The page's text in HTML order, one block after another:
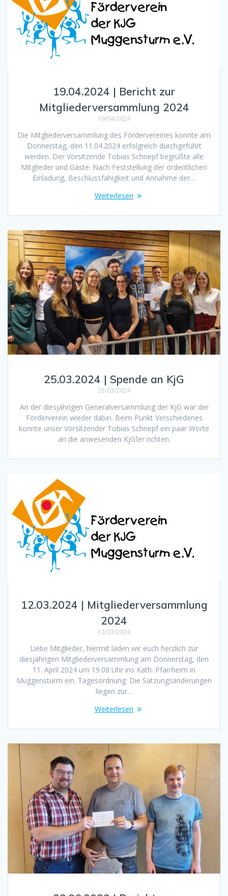
19.04.2024 | Bericht zur
Mitgliederversammlung 2024
19/04/2024
Die Mitgliederversammlung des Fördervereines konnte am
Donnerstag, den 11.04.2024 erfolgreich durchgeführt
werden. Der Vorsitzende Tobias Schnepf begrüßte alle
Mitglieder und Gäste. Nach Feststellung der ordentlichen
Einladung, Beschlussfähigkeit und Annahme der…
Weiterlesen
25.03.2024 | Spende an KjG
25/03/2024
An der diesjährigen Generalversammlung der KjG war der
Förderverein wieder dabei. Beim Punkt Verschiedenes
konnte unser Vorsitzender Tobias Schnepf ein paar Worte
an die anwesenden KjG’ler richten.
12.03.2024 | Mitgliederversammlung
2024
12/03/2024
Liebe Mitglieder, hiermit laden wir euch herzlich zur
diesjährigen Mitgliederversammlung am Donnerstag, den
11. April 2024 um 19.00 Uhr ins Kath. Pfarrheim in
Muggensturm ein. Tagesordnung: Die Satzungsänderungen
liegen zur…
Weiterlesen